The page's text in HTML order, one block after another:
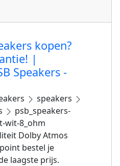
kopen?
|
Speakers -
speakers
psb_speakers-
wit-8_ohm
Dolby Atmos
bestel je
laagste prijs.